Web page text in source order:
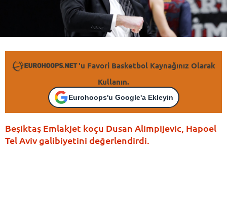
'u Favori Basketbol Kaynağınız Olarak
Kullanın.
Eurohoops'u Google'a Ekleyin
Beşiktaş Emlakjet koçu Dusan Alimpijevic, Hapoel
Tel Aviv galibiyetini değerlendirdi.